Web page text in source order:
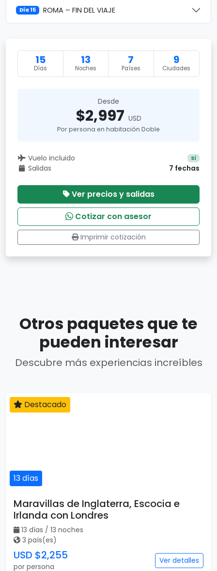
Día 15 ROMA – FIN DEL VIAJE
15
Días
13
Noches
7
Países
9
Ciudades
Desde
$2,997 USD
Por persona en habitación Doble
Vuelo incluido Sí
Salidas 7 fechas
Ver precios y salidas
Cotizar con asesor
Imprimir cotización
Otros paquetes que te
pueden interesar
Descubre más experiencias increíbles
13 días
Destacado
Maravillas de Inglaterra, Escocia e
Irlanda con Londres
13 días / 13 noches
3 país(es)
USD $2,255
por persona
Ver detalles